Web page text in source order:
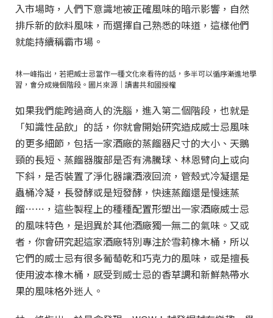
入市場時，人們下意識地被正確風味的暗示影響，自然
排斥新的飲料風味，而選擇自己熟悉的味道，這樣他們
就能持續稱霸市場。
林一峰指出，若把威士忌當作一種文化來看待的話，多半可以循序漸進地學
習，會分成幾個階段。圖片來源｜讀書共和國授權
如果我們能跨過商人的洗腦，進入第二個階段，也就是
「知識性品飲」的話，你就會開始研究造成威士忌風味
的更多細節，包括一家酒廠的蒸餾器尺寸的大小、天鵝
頸的長短、蒸餾器腹部是否有沸騰球、林恩臂向上或向
下斜，是否裝置了淨化器讓酒液回流，管殼式冷凝還是
蟲桶冷凝，長發酵或是短發酵，快速蒸餾還是慢速蒸
餾⋯⋯，這些製程上的種種配置形塑出一家酒廠威士忌
的風味特色，是迥異於其他酒廠獨一無二的氣味。又或
者，你會研究起這家酒廠特別專注於雪莉橡木桶，所以
它們的威士忌有很多葡萄乾和巧克力的風味，或是擅長
使用波本橡木桶，感受到威士忌的香草調和新鮮熱帶水
果的風味格外迷人。